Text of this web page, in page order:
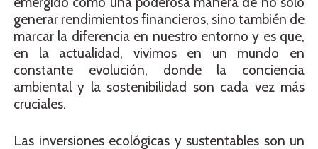
generar rendimientos financieros, sino también de
marcar la diferencia en nuestro entorno y es que,
en la actualidad, vivimos en un mundo en
constante evolución, donde la conciencia
ambiental y la sostenibilidad son cada vez más
cruciales.
Las inversiones ecológicas y sustentables son un